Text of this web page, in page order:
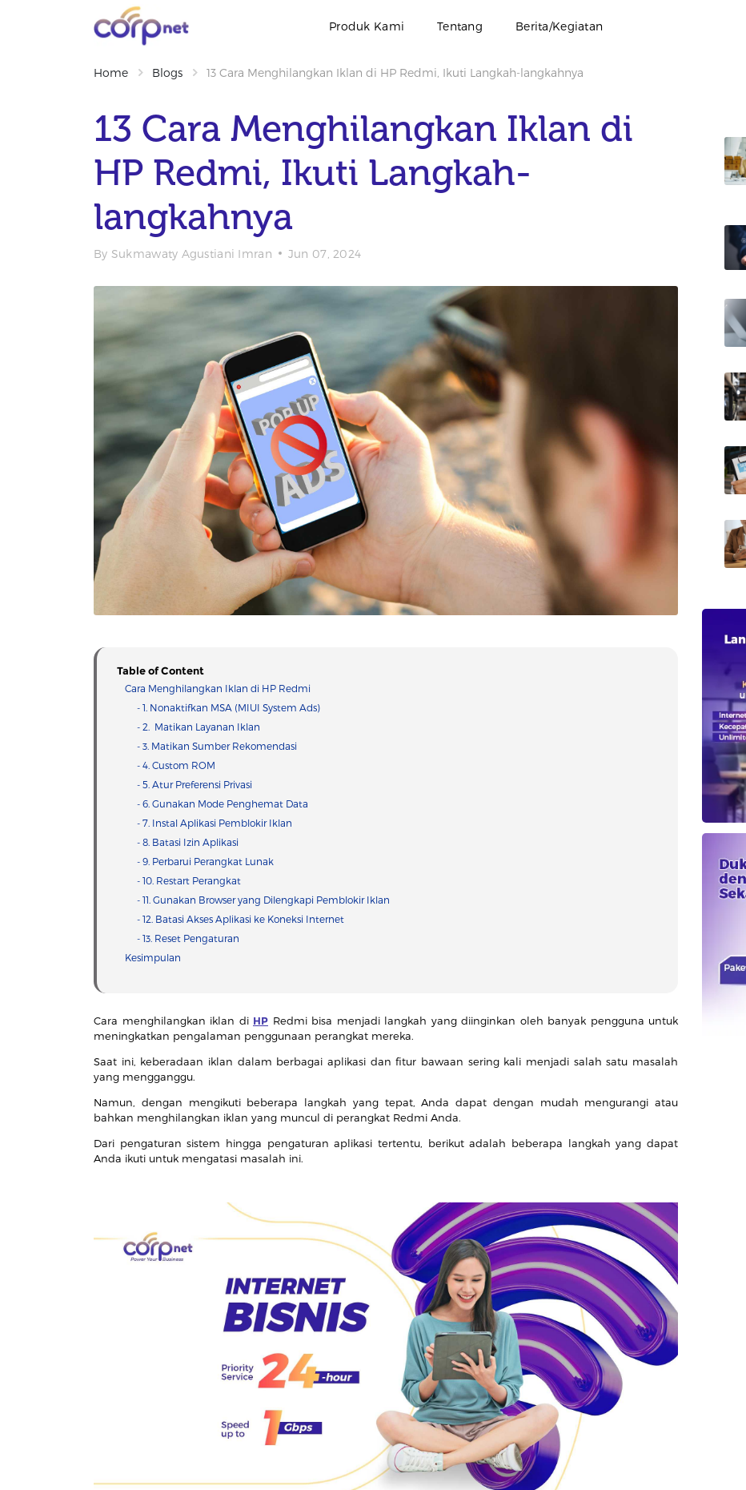
Produk Kami Tentang Berita/Kegiatan
Home Blogs 13 Cara Menghilangkan Iklan di HP Redmi, Ikuti Langkah-langkahnya
13 Cara Menghilangkan Iklan di
HP Redmi, Ikuti Langkah-
langkahnya
By Sukmawaty Agustiani Imran Jun 07, 2024
Table of Content
Cara Menghilangkan Iklan di HP Redmi
- 1. Nonaktifkan MSA (MIUI System Ads)
- 2. Matikan Layanan Iklan
- 3. Matikan Sumber Rekomendasi
- 4. Custom ROM
- 5. Atur Preferensi Privasi
- 6. Gunakan Mode Penghemat Data
- 7. Instal Aplikasi Pemblokir Iklan
- 8. Batasi Izin Aplikasi
- 9. Perbarui Perangkat Lunak
- 10. Restart Perangkat
- 11. Gunakan Browser yang Dilengkapi Pemblokir Iklan
- 12. Batasi Akses Aplikasi ke Koneksi Internet
- 13. Reset Pengaturan
Kesimpulan
Cara menghilangkan iklan di HP Redmi bisa menjadi langkah yang diinginkan oleh banyak pengguna untuk
meningkatkan pengalaman penggunaan perangkat mereka.
Saat ini, keberadaan iklan dalam berbagai aplikasi dan fitur bawaan sering kali menjadi salah satu masalah
yang mengganggu.
Namun, dengan mengikuti beberapa langkah yang tepat, Anda dapat dengan mudah mengurangi atau
bahkan menghilangkan iklan yang muncul di perangkat Redmi Anda.
Dari pengaturan sistem hingga pengaturan aplikasi tertentu, berikut adalah beberapa langkah yang dapat
Anda ikuti untuk mengatasi masalah ini.